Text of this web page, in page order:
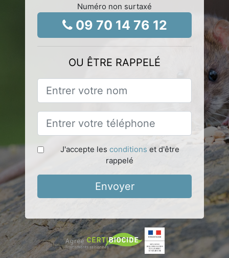
Numéro non surtaxé
09 70 14 76 12
OU ÊTRE RAPPELÉ
J'accepte les conditions et d'être
rappelé
Envoyer